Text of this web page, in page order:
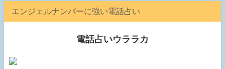
エンジェルナンバーに強い電話占い
電話占いウララカ